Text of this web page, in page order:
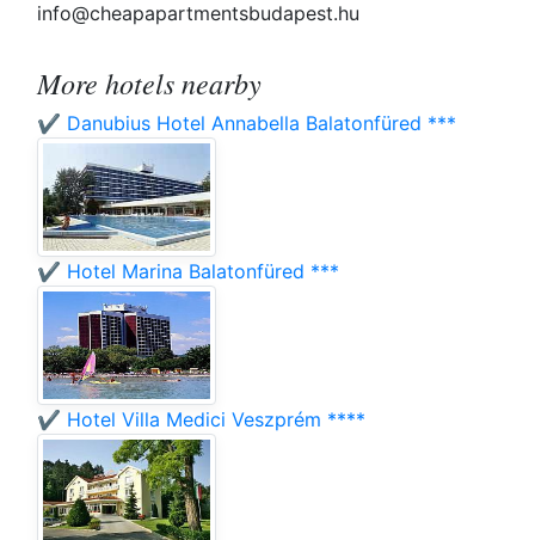
info@cheapapartmentsbudapest.hu
More hotels nearby
✔️ Danubius Hotel Annabella Balatonfüred ***
✔️ Hotel Marina Balatonfüred ***
✔️ Hotel Villa Medici Veszprém ****